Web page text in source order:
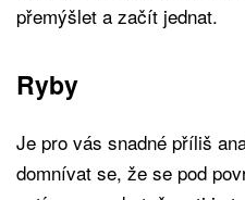
přemýšlet a začít jednat.
Ryby
Je pro vás snadné příliš
domnívat se, že se pod